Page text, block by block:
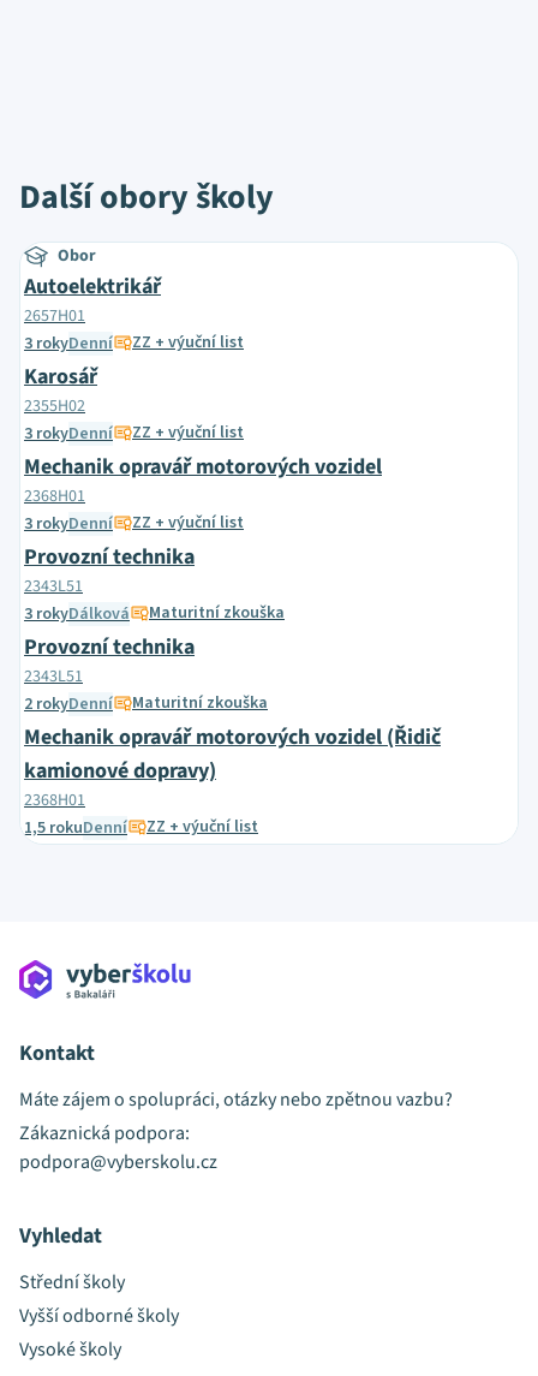
Další obory školy
Obor
Autoelektrikář
2657H01
3 rokyDenní ZZ + výuční list
Karosář
2355H02
3 rokyDenní ZZ + výuční list
Mechanik opravář motorových vozidel
2368H01
3 rokyDenní ZZ + výuční list
Provozní technika
2343L51
3 rokyDálková Maturitní zkouška
Provozní technika
2343L51
2 rokyDenní Maturitní zkouška
Mechanik opravář motorových vozidel (Řidič
kamionové dopravy)
2368H01
1,5 rokuDenní ZZ + výuční list
Kontakt
Máte zájem o spolupráci, otázky nebo zpětnou vazbu?
Zákaznická podpora:
podpora@vyberskolu.cz
Vyhledat
Střední školy
Vyšší odborné školy
Vysoké školy